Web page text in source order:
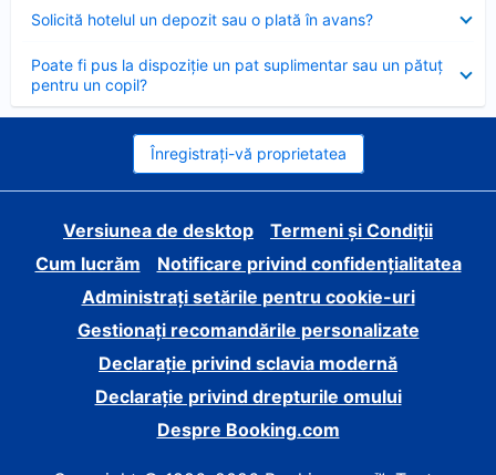
Solicită hotelul un depozit sau o plată în avans?
închis
Poate fi pus la dispoziție un pat suplimentar sau un pătuț
pentru un copil?
închis
Înregistrați-vă proprietatea
Versiunea de desktop
Termeni și Condiții
Cum lucrăm
Notificare privind confidențialitatea
Administrați setările pentru cookie-uri
Gestionați recomandările personalizate
Declarație privind sclavia modernă
Declarație privind drepturile omului
Despre Booking.com